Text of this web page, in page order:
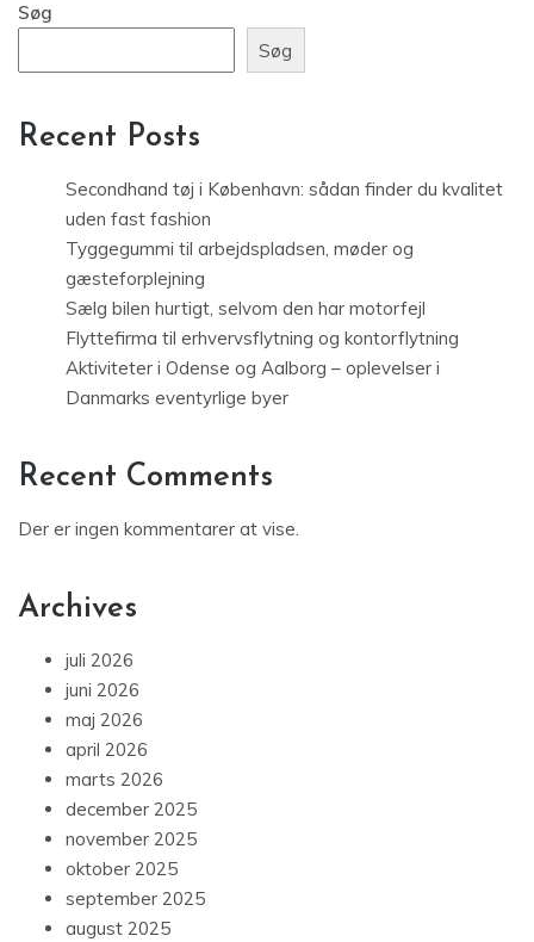
Søg
Søg
Recent Posts
Secondhand tøj i København: sådan finder du kvalitet
uden fast fashion
Tyggegummi til arbejdspladsen, møder og
gæsteforplejning
Sælg bilen hurtigt, selvom den har motorfejl
Flyttefirma til erhvervsflytning og kontorflytning
Aktiviteter i Odense og Aalborg – oplevelser i
Danmarks eventyrlige byer
Recent Comments
Der er ingen kommentarer at vise.
Archives
juli 2026
juni 2026
maj 2026
april 2026
marts 2026
december 2025
november 2025
oktober 2025
september 2025
august 2025